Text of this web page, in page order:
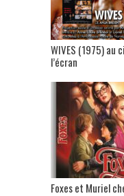
WIVES (1975) au
l’écran
Foxes et Muriel